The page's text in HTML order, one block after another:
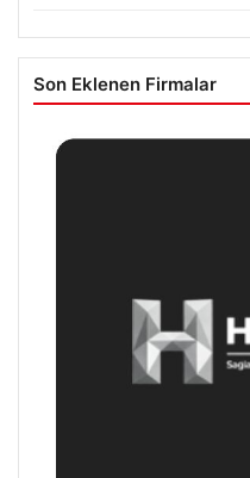
Son Eklenen Firmalar